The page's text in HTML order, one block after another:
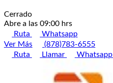
Cerrado
Abre a las 09:00 hrs
Ruta
Whatsapp
Ver Más
(878)783-6555
Ruta
Llamar Whatsapp